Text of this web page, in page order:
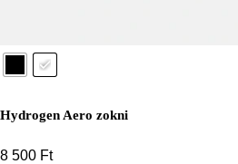
Hydrogen Aero zokni
8 500 Ft